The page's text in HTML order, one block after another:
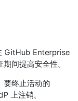
GitHub Enterprise
间提高安全性。
要终止活动的
上注销。